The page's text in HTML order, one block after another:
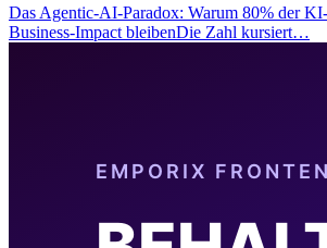
Das Agentic-AI-Paradox: Warum 80% der
Business-Impact bleibenDie Zahl kursiert…